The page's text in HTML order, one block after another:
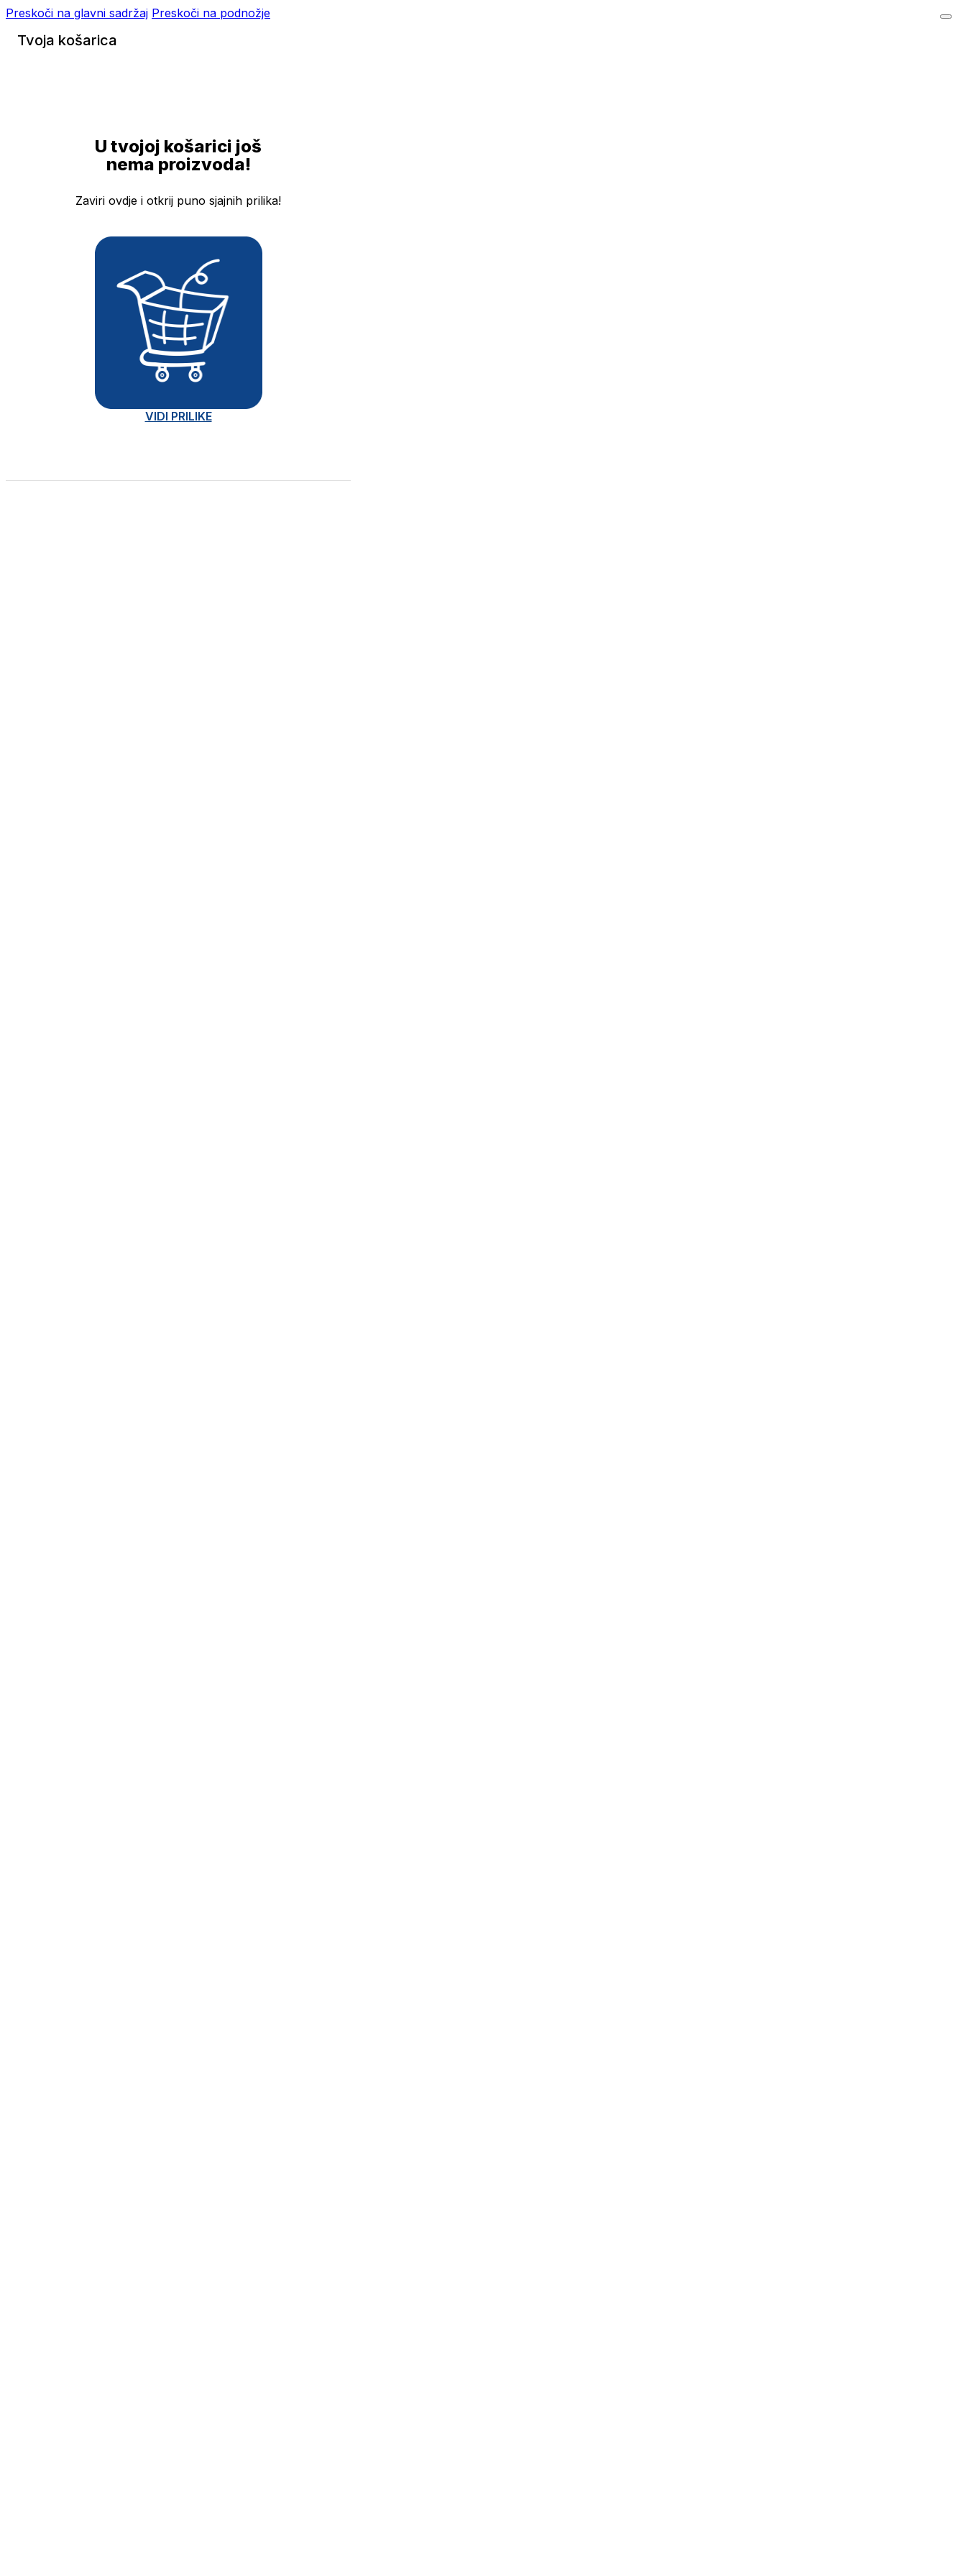
Preskoči na glavni sadržaj Preskoči na podnožje
Tvoja košarica
U tvojoj košarici još
nema proizvoda!
Zaviri ovdje i otkrij puno sjajnih prilika!
VIDI PRILIKE